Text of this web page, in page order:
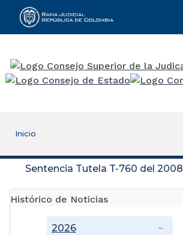
Rama Judicial
Inicio
Sentencia Tutela T-760 del 2008
Histórico de Noticias
2026